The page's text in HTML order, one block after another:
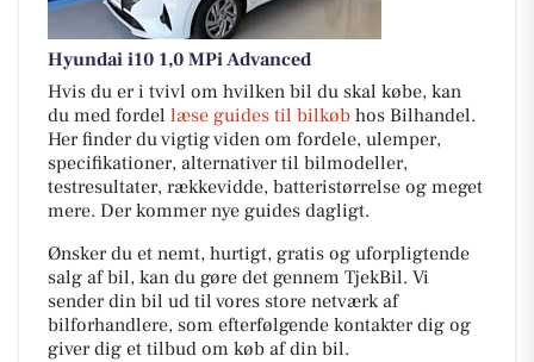
Hyundai i10 1,0 MPi Advanced
Hvis du er i tvivl om hvilken bil du skal købe, kan
du med fordel læse guides til bilkøb hos Bilhandel.
Her finder du vigtig viden om fordele, ulemper,
specifikationer, alternativer til bilmodeller,
testresultater, rækkevidde, batteristørrelse og meget
mere. Der kommer nye guides dagligt.
Ønsker du et nemt, hurtigt, gratis og uforpligtende
salg af bil, kan du gøre det gennem TjekBil. Vi
sender din bil ud til vores store netværk af
bilforhandlere, som efterfølgende kontakter dig og
giver dig et tilbud om køb af din bil.